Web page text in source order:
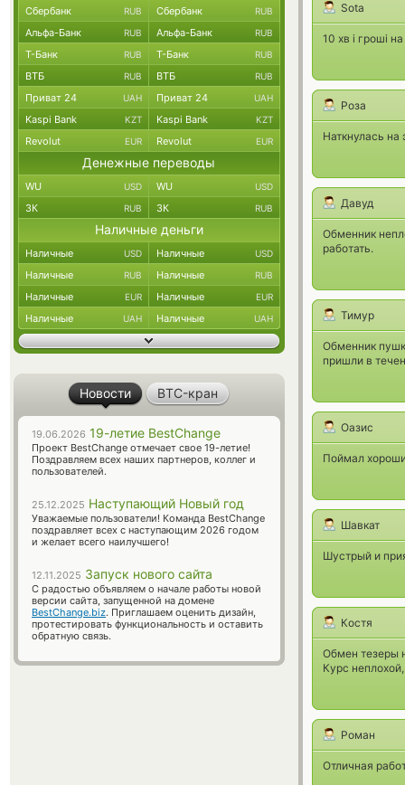
Sota
10 хв і гроші
Роза
Наткнулась
Давуд
Обменник
работать.
Тимур
Обменник
пришли в
Оазис
Поймал
Шавкат
Шустрый и
Костя
Обмен тезеры
Курс
Роман
Отличная
Сбербанк RUB Сбербанк RUB
Альфа-Банк RUB Альфа-Банк RUB
Т-Банк RUB Т-Банк RUB
ВТБ RUB ВТБ RUB
Приват 24 UAH Приват 24 UAH
Kaspi Bank KZT Kaspi Bank KZT
Revolut EUR Revolut EUR
Денежные переводы
WU USD WU USD
ЗК RUB ЗК RUB
Наличные деньги
Наличные USD Наличные USD
Наличные RUB Наличные RUB
Наличные EUR Наличные EUR
Наличные UAH Наличные UAH
Новости BTC-кран
19.06.2026 19-летие BestChange
Проект BestChange отмечает свое 19-летие!
Поздравляем всех наших партнеров, коллег и
пользователей.
25.12.2025 Наступающий Новый год
Уважаемые пользователи! Команда BestChange
поздравляет всех с наступающим 2026 годом
и желает всего наилучшего!
12.11.2025 Запуск нового сайта
С радостью объявляем о начале работы новой
версии сайта, запущенной на домене
BestChange.biz. Приглашаем оценить дизайн,
протестировать функциональность и оставить
обратную связь.